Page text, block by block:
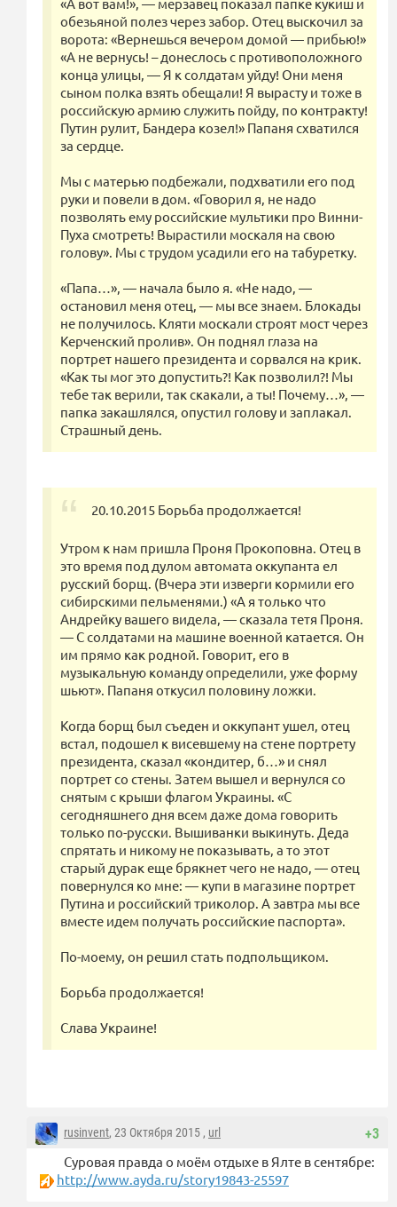
обезьяной полез через забор. Отец выскочил за
ворота: «Вернешься вечером домой — прибью!»
«А не вернусь! – донеслось с противоположного
конца улицы, — Я к солдатам уйду! Они меня
сыном полка взять обещали! Я вырасту и тоже в
российскую армию служить пойду, по контракту!
Путин рулит, Бандера козел!» Папаня схватился
за сердце.
Мы с матерью подбежали, подхватили его под
руки и повели в дом. «Говорил я, не надо
позволять ему российские мультики про Винни-
Пуха смотреть! Вырастили москаля на свою
голову». Мы с трудом усадили его на табуретку.
«Папа…», — начала было я. «Не надо, —
остановил меня отец, — мы все знаем. Блокады
не получилось. Кляти москали строят мост через
Керченский пролив». Он поднял глаза на
портрет нашего президента и сорвался на крик.
«Как ты мог это допустить?! Как позволил?! Мы
тебе так верили, так скакали, а ты! Почему…», —
папка закашлялся, опустил голову и заплакал.
Страшный день.
20.10.2015 Борьба продолжается!
Утром к нам пришла Проня Прокоповна. Отец в
это время под дулом автомата оккупанта ел
русский борщ. (Вчера эти изверги кормили его
сибирскими пельменями.) «А я только что
Андрейку вашего видела, — сказала тетя Проня.
— С солдатами на машине военной катается. Он
им прямо как родной. Говорит, его в
музыкальную команду определили, уже форму
шьют». Папаня откусил половину ложки.
Когда борщ был съеден и оккупант ушел, отец
встал, подошел к висевшему на стене портрету
президента, сказал «кондитер, б…» и снял
портрет со стены. Затем вышел и вернулся со
снятым с крыши флагом Украины. «С
сегодняшнего дня всем даже дома говорить
только по-русски. Вышиванки выкинуть. Деда
спрятать и никому не показывать, а то этот
старый дурак еще брякнет чего не надо, — отец
повернулся ко мне: — купи в магазине портрет
Путина и российский триколор. А завтра мы все
вместе идем получать российские паспорта».
По-моему, он решил стать подпольщиком.
Борьба продолжается!
Слава Украине!
+3
rusinvent, 23 Октября 2015 , url
Суровая правда о моём отдыхе в Ялте в сентябре:
http://www.ayda.ru/story19843-25597